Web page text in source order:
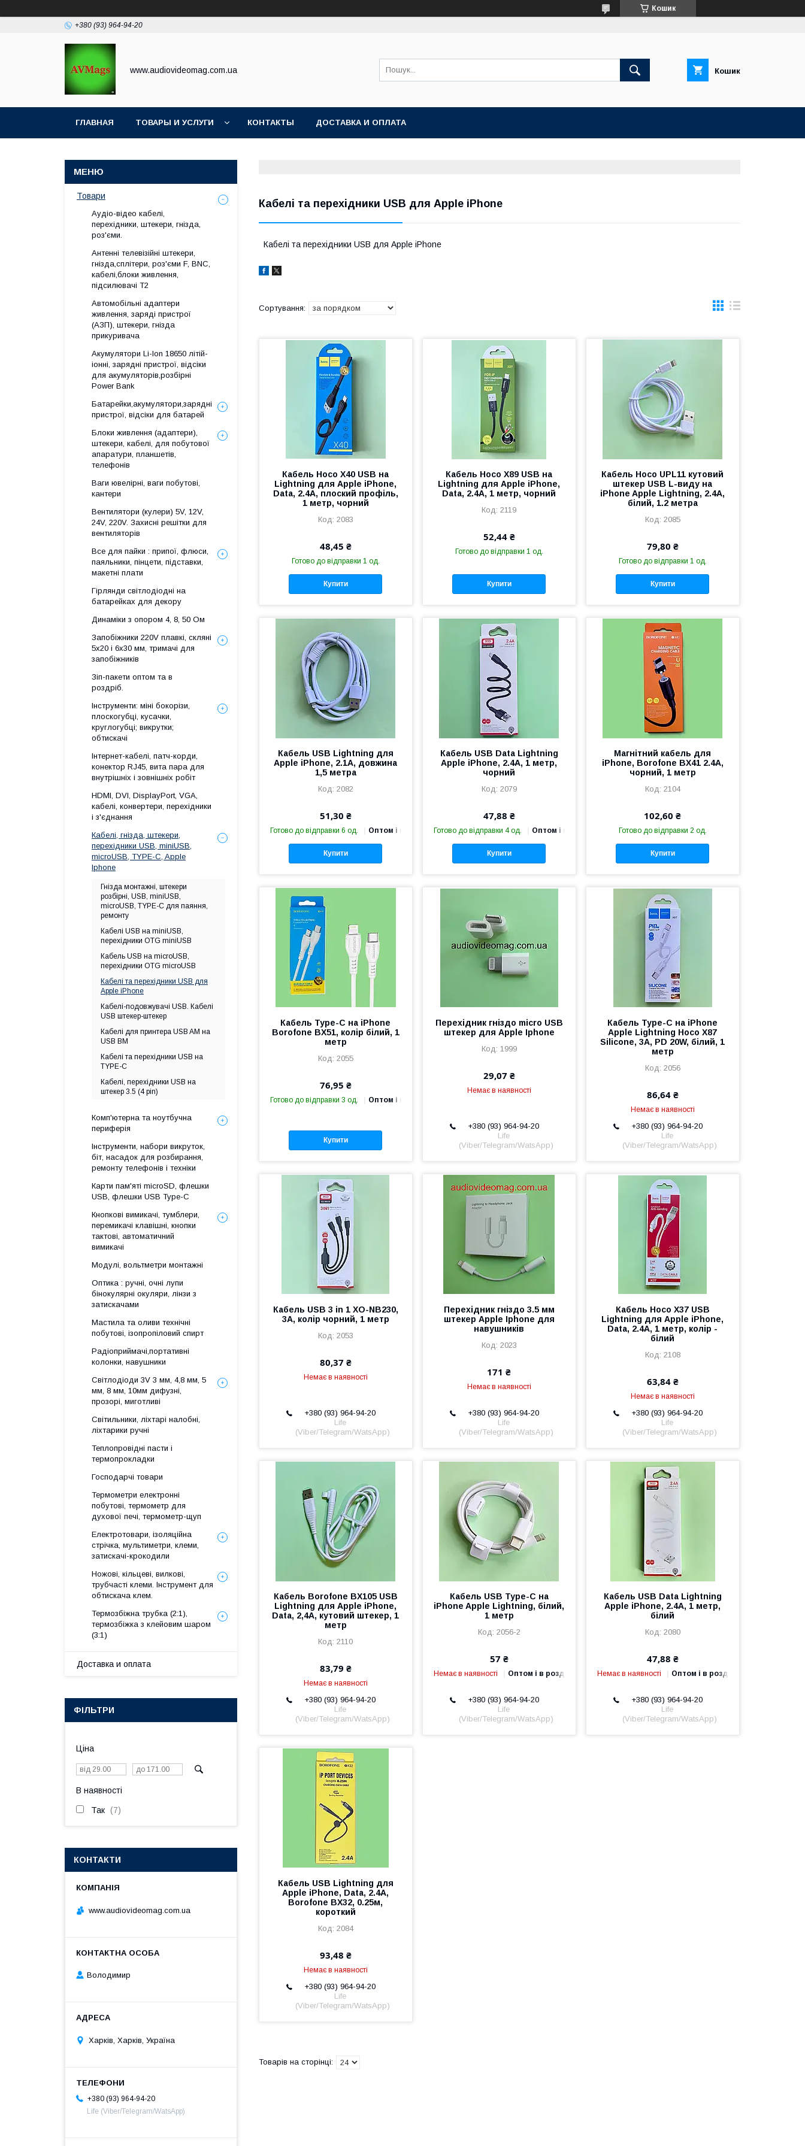
Кошик
+380 (93) 964-94-20
www.audiovideomag.com.ua Кошик
ГЛАВНАЯ ТОВАРЫ И УСЛУГИ КОНТАКТЫ ДОСТАВКА И ОПЛАТА
Кабелі та перехідники USB для Apple iPhone
Кабелі та перехідники USB для Apple iPhone
Кабель Hoco X40 USB на
Lightning для Apple iPhone,
Data, 2.4А, плоский профіль,
1 метр, чорний
2083
48,45 ₴
Готово до відправки 1 од.
Купити
Кабель Hoco X89 USB на
Lightning для Apple iPhone,
Data, 2.4А, 1 метр, чорний
2119
52,44 ₴
Готово до відправки 1 од.
Купити
Кабель Hoco UPL11 кутовий
штекер USB L-виду на
iPhone Apple Lightning, 2.4A,
білий, 1.2 метра
2085
79,80 ₴
Готово до відправки 1 од.
Купити
Кабель USB Lightning для
Apple iPhone, 2.1А, довжина
1,5 метра
2082
51,30 ₴
Готово до відправки 6 од. Оптом і в роздріб
Купити
Кабель USB Data Lightning
Apple iPhone, 2.4А, 1 метр,
чорний
2079
47,88 ₴
Готово до відправки 4 од. Оптом і в роздріб
Купити
Магнітний кабель для
iPhone, Borofone BX41 2.4A,
чорний, 1 метр
2104
102,60 ₴
Готово до відправки 2 од.
Купити
Кабель Type-C на iPhone
Borofone BX51, колір білий, 1
метр
2055
76,95 ₴
Готово до відправки 3 од. Оптом і в роздріб
Купити
Перехідник гніздо micro USB
штекер для Apple Iphone
1999
29,07 ₴
Немає в наявності
+380 (93) 964-94-20
Life
(Viber/Telegram/WatsApp)
Кабель Type-C на iPhone
Apple Lightning Hoco X87
Silicone, 3A, PD 20W, білий, 1
метр
2056
86,64 ₴
Немає в наявності
+380 (93) 964-94-20
Life
(Viber/Telegram/WatsApp)
Кабель USB 3 in 1 XO-NB230,
3A, колір чорний, 1 метр
2053
80,37 ₴
Немає в наявності
+380 (93) 964-94-20
Life
(Viber/Telegram/WatsApp)
Перехідник гніздо 3.5 мм
штекер Apple Iphone для
навушників
2023
171 ₴
Немає в наявності
+380 (93) 964-94-20
Life
(Viber/Telegram/WatsApp)
Кабель Hoco X37 USB
Lightning для Apple iPhone,
Data, 2.4А, 1 метр, колір -
білий
2108
63,84 ₴
Немає в наявності
+380 (93) 964-94-20
Life
(Viber/Telegram/WatsApp)
Кабель Borofone BX105 USB
Lightning для Apple iPhone,
Data, 2,4А, кутовий штекер, 1
метр
2110
83,79 ₴
Немає в наявності
+380 (93) 964-94-20
Life
(Viber/Telegram/WatsApp)
Кабель USB Type-C на
iPhone Apple Lightning, білий,
1 метр
2056-2
57 ₴
Немає в наявності Оптом і в роздріб
+380 (93) 964-94-20
Life
(Viber/Telegram/WatsApp)
Кабель USB Data Lightning
Apple iPhone, 2.4А, 1 метр,
білий
2080
47,88 ₴
Немає в наявності Оптом і в роздріб
+380 (93) 964-94-20
Life
(Viber/Telegram/WatsApp)
Кабель USB Lightning для
Apple iPhone, Data, 2.4А,
Borofone BX32, 0.25м,
короткий
2084
93,48 ₴
Немає в наявності
+380 (93) 964-94-20
Life
(Viber/Telegram/WatsApp)
Товари
Аудіо-відео кабелі,
перехідники, штекери, гнізда,
роз'єми.
Антенні телевізійні штекери,
гнізда,сплітери, роз'єми F, BNC,
кабелі,блоки живлення,
підсилювачі Т2
Автомобільні адаптери
живлення, заряді пристрої
(АЗП), штекери, гнізда
прикуривача
Акумулятори Li-Ion 18650 літій-
іонні, зарядні пристрої, відсіки
для акумуляторів,розбірні
Power Bank
Батарейки,акумулятори,зарядні
пристрої, відсіки для батарей
Блоки живлення (адаптери),
штекери, кабелі, для побутової
апаратури, планшетів,
телефонів
Ваги ювелірні, ваги побутові,
кантери
Вентилятори (кулери) 5V, 12V,
24V, 220V. Захисні решітки для
вентиляторів
Все для пайки : припої, флюси,
паяльники, пінцети, підставки,
макетні плати
Гірлянди світлодіодні на
батарейках для декору
Динаміки з опором 4, 8, 50 Ом
Запобіжники 220V плавкі, скляні
5x20 і 6х30 мм, тримачі для
запобіжників
Зіп-пакети оптом та в
роздріб.
Інструменти: міні бокорізи,
плоскогубці, кусачки,
круглогубці; викрутки;
обтискачі
Інтернет-кабелі, патч-корди,
конектор RJ45, вита пара для
внутрішніх і зовнішніх робіт
HDMI, DVI, DisplayPort, VGA,
кабелі, конвертери, перехідники
і з'єднання
Кабелі, гнізда, штекери,
перехідники USB, miniUSB,
microUSB, TYPE-C, Apple
Iphone
Гнізда монтажні, штекери
розбірні, USB, miniUSB,
microUSB, TYPE-C для паяння,
ремонту
Кабелі USB на miniUSB,
перехідники OTG miniUSB
Кабель USB на microUSB,
перехідники OTG microUSB
Кабелі та перехідники USB для
Apple iPhone
Кабелі-подовжувачі USB. Кабелі
USB штекер-штекер
Кабелі для принтера USB AM на
USB BM
Кабелі та перехідники USB на
TYPE-C
Кабелі, перехідники USB на
штекер 3.5 (4 pin)
Комп'ютерна та ноутбучна
периферія
Інструменти, набори викруток,
біт, насадок для розбирання,
ремонту телефонів і техніки
Карти пам'яті microSD, флешки
USB, флешки USB Type-C
Кнопкові вимикачі, тумблери,
перемикачі клавішні, кнопки
тактові, автоматичний
вимикачі
Модулі, вольтметри монтажні
Оптика : ручні, очні лупи
бінокулярні окуляри, лінзи з
затискачами
Мастила та оливи технічні
побутові, ізопропіловий спирт
Радіоприймачі,портативні
колонки, навушники
Світлодіоди 3V 3 мм, 4,8 мм, 5
мм, 8 мм, 10мм дифузні,
прозорі, миготливі
Світильники, ліхтарі налобні,
ліхтарики ручні
Теплопровідні пасти і
термопрокладки
Господарчі товари
Термометри електронні
побутові, термометр для
духової печі, термометр-щуп
Електротовари, ізоляційна
стрічка, мультиметри, клеми,
затискачі-крокодили
Ножові, кільцеві, вилкові,
трубчасті клеми. Інструмент для
обтискача клем.
Термозбіжна трубка (2:1),
термозбіжка з клейовим шаром
(3:1)
Доставка и оплата
ФІЛЬТРИ
Ціна
В наявності
Так 7
КОНТАКТИ
www.audiovideomag.com.ua
Володимир
Харків, Харків, Україна
+380 (93) 964-94-20
Life (Viber/Telegram/WatsApp)